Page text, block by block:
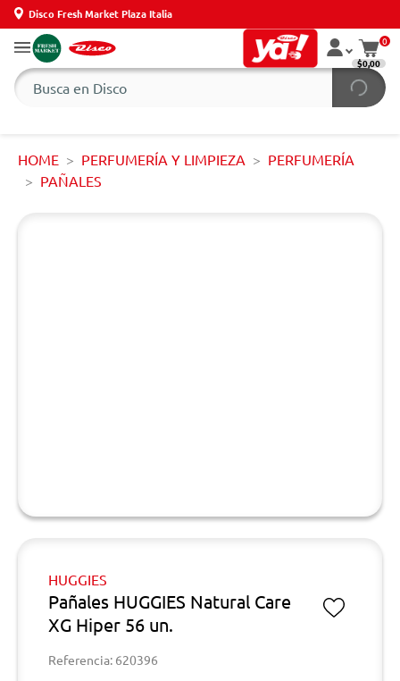
Disco Fresh Market Plaza Italia
0
$0,00
HOME PERFUMERÍA Y LIMPIEZA
PERFUMERÍA
PAÑALES
HUGGIES
Pañales HUGGIES Natural Care
XG Hiper 56 un.
Referencia: 620396